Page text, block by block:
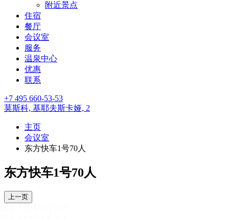
附近景点
住宿
餐厅
会议室
服务
温泉中心
优惠
联系
+7 495 660-53-53
莫斯科, 基耶夫斯卡娅, 2
主页
会议室
东方快车1号70人
东方快车1号70人
上一页